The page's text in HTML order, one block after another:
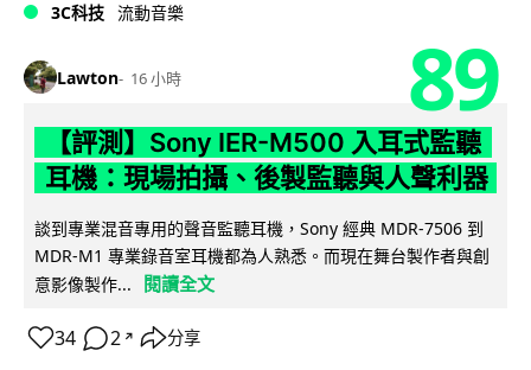
3C科技 流動音樂
Lawton 16 小時 89
【評測】Sony IER-M500 入耳式監聽
耳機：現場拍攝、後製監聽與人聲利器
談到專業混音專用的聲音監聽耳機，Sony 經典 MDR-7506 到
MDR-M1 專業錄音室耳機都為人熟悉。而現在舞台製作者與創
意影像製作...
閱讀全文
34 2 ↗ 分享